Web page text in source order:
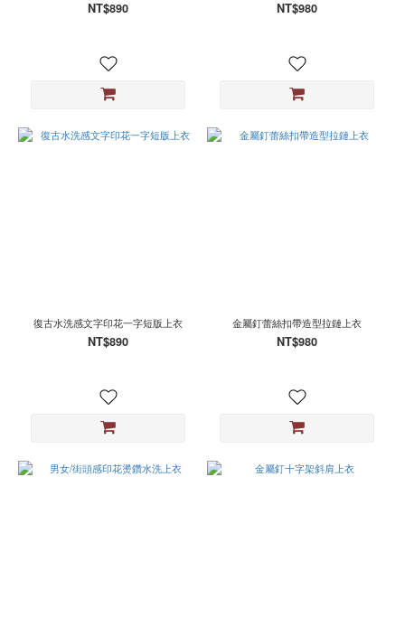
NT$890 NT$980
復古水洗感文字印花一字短版上衣
NT$890
金屬釘蕾絲扣帶造型拉鏈上衣
NT$980